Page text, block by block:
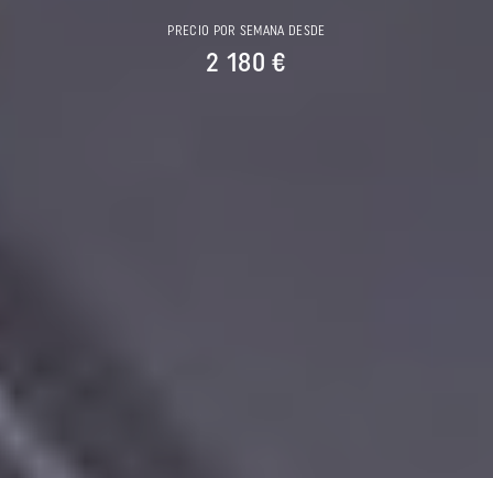
PRECIO POR SEMANA DESDE
2 180 €